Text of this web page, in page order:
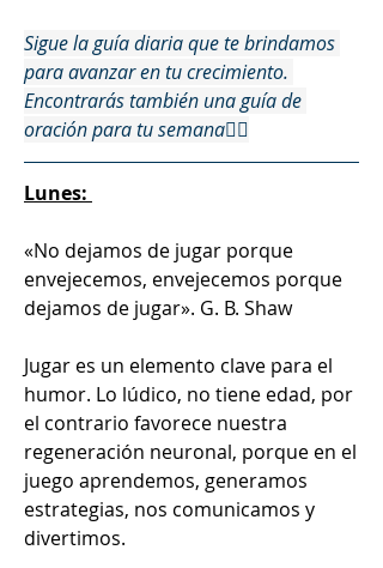
Sigue la guía diaria que te brindamos
para avanzar en tu crecimiento.
Encontrarás también una guía de
oración para tu semana👇🏻
Lunes:
«No dejamos de jugar porque
envejecemos, envejecemos porque
dejamos de jugar». G. B. Shaw
Jugar es un elemento clave para el
humor. Lo lúdico, no tiene edad, por
el contrario favorece nuestra
regeneración neuronal, porque en el
juego aprendemos, generamos
estrategias, nos comunicamos y
divertimos.